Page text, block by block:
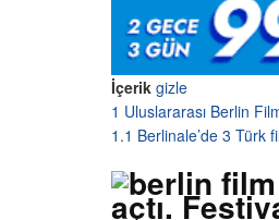
İçerik gizle
1 Uluslararası Berlin
1.1 Berlinale’de 3 Türk
açtı.